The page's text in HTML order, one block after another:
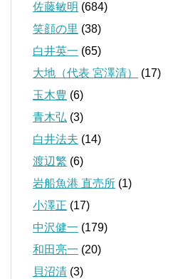
佐藤敏明 (684)
笑顔の里 (38)
白井英一 (65)
大地（代表 宮澤清）
(17)
玉木豊 (6)
青木弘 (3)
白井法夫 (14)
渡辺繁 (6)
岩船魚港 直売所 (1)
小澤正 (17)
中沢健一 (179)
和田亮一 (20)
貝沼清 (3)